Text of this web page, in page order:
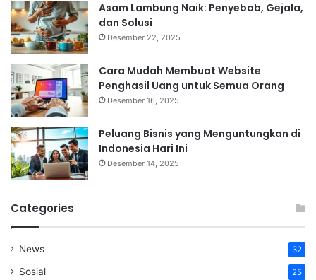
Asam Lambung Naik: Penyebab, Gejala,
dan Solusi
Desember 22, 2025
Cara Mudah Membuat Website
Penghasil Uang untuk Semua Orang
Desember 16, 2025
Peluang Bisnis yang Menguntungkan di
Indonesia Hari Ini
Desember 14, 2025
Categories
News 32
Sosial 25